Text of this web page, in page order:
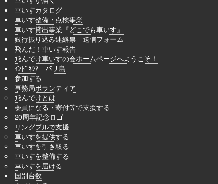
車いすカタログ
車いす整備・点検事業
車いす貸出事業『どこでも車いす』
銀行振り込み連絡票 送信フォーム
飛んだ！車いす報告
飛んでけ車いすの会ホームページへようこそ！
ｲﾝﾄﾞﾈｼｱ バリ島
参加する
事務局ボランティア
飛んでけとは
会員になる・寄付等で支援する
20周年記念ロゴ
リングプルで支援
車いすを提供する
車いすを引き取る
車いすを整備する
車いすを届ける
国別台数